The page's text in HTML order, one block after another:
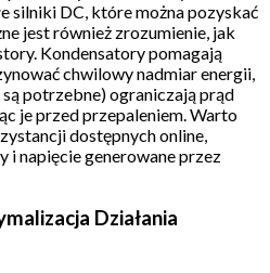
silniki DC, które można pozyskać
jest również zrozumienie, jak
Kondensatory pomagają
chwilowy nadmiar energii,
potrzebne) ograniczają prąd
je przed przepaleniem. Warto
dostępnych online,
i napięcie generowane przez
Działania